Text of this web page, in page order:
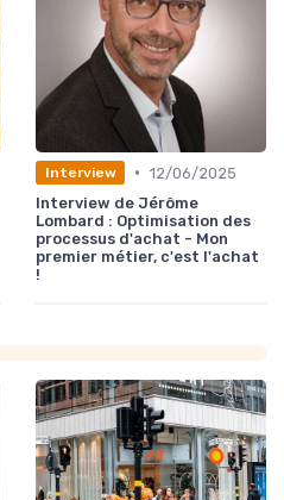
Interview • 12/06/2025
Interview de Jérôme
Lombard : Optimisation des
processus d'achat - Mon
premier métier, c'est l'achat
!